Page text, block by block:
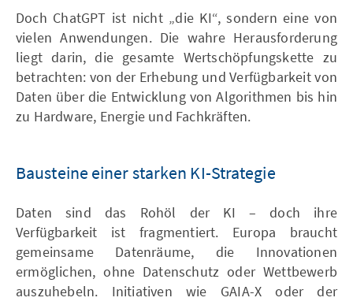
Doch ChatGPT ist nicht „die KI“, sondern eine von
vielen Anwendungen. Die wahre Herausforderung
liegt darin, die gesamte Wertschöpfungskette zu
betrachten: von der Erhebung und Verfügbarkeit von
Daten über die Entwicklung von Algorithmen bis hin
zu Hardware, Energie und Fachkräften.
Bausteine einer starken KI-Strategie
Daten sind das Rohöl der KI – doch ihre
Verfügbarkeit ist fragmentiert. Europa braucht
gemeinsame Datenräume, die Innovationen
ermöglichen, ohne Datenschutz oder Wettbewerb
auszuhebeln. Initiativen wie GAIA-X oder der